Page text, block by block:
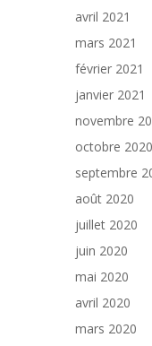
avril 2021
mars 2021
février 2021
janvier 2021
novembre
octobre 2020
septembre
août 2020
juillet 2020
juin 2020
mai 2020
avril 2020
mars 2020